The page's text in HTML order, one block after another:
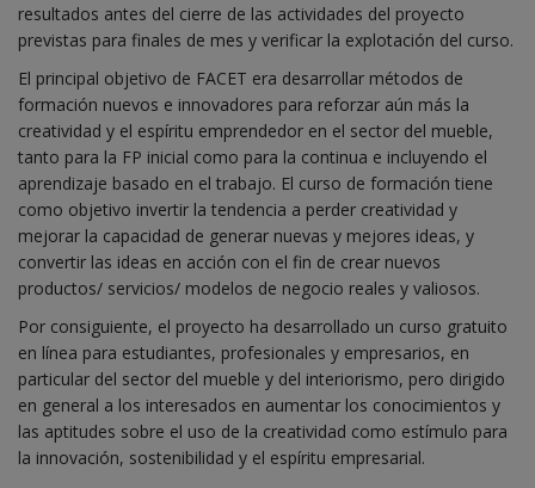
resultados antes del cierre de las actividades del proyecto
previstas para finales de mes y verificar la explotación del curso.
El principal objetivo de FACET era desarrollar métodos de
formación nuevos e innovadores para reforzar aún más la
creatividad y el espíritu emprendedor en el sector del mueble,
tanto para la FP inicial como para la continua e incluyendo el
aprendizaje basado en el trabajo. El curso de formación tiene
como objetivo invertir la tendencia a perder creatividad y
mejorar la capacidad de generar nuevas y mejores ideas, y
convertir las ideas en acción con el fin de crear nuevos
productos/ servicios/ modelos de negocio reales y valiosos.
Por consiguiente, el proyecto ha desarrollado un curso gratuito
en línea para estudiantes, profesionales y empresarios, en
particular del sector del mueble y del interiorismo, pero dirigido
en general a los interesados en aumentar los conocimientos y
las aptitudes sobre el uso de la creatividad como estímulo para
la innovación, sostenibilidad y el espíritu empresarial.